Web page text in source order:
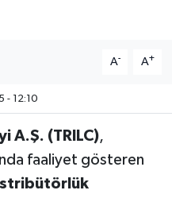
A- A+
- 12:10
A.Ş. (TRILC),
faaliyet gösteren